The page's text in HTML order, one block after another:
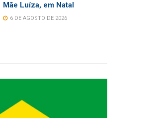
Mãe Luíza, em Natal
6 DE AGOSTO DE 2026